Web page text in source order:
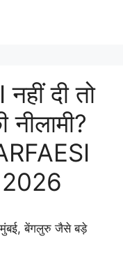
दी तो
2026
बेंगलुरु जैसे बड़े